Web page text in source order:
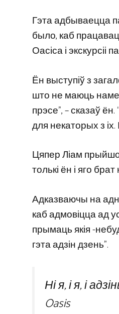
Гэта адбываецца
было, каб
Оасіса і экскурсіі
Ён выступіў з
што не маюць
прэсе”, – сказаў
для некаторых з іх.
Цяпер Ліам
толькі ён і яго
Адказваючы на
каб адмовіцца ад
прымаць якія -
гэта адзін дзень”.
Ні я, і я, і
Oasis